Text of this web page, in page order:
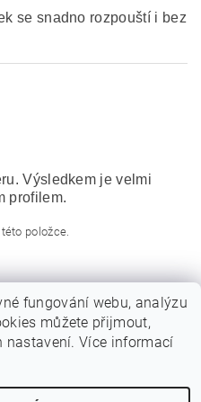
se snadno rozpouští i bez
Výsledkem je velmi
profilem.
položce.
fungování webu, analýzu
můžete přijmout,
Více informací